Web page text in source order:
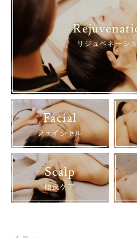
リジュベネーシ
Facial
フェイシャル
Scalp
頭皮ケア